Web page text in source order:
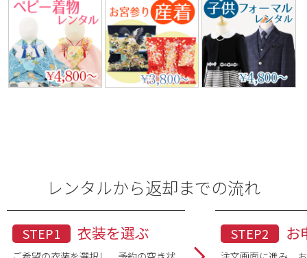
レンタルから返却までの流れ
STEP1 衣装を選ぶ STEP2 お